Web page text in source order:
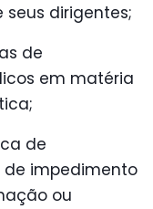
dirigentes;
de
em matéria
de
impedimento
ou